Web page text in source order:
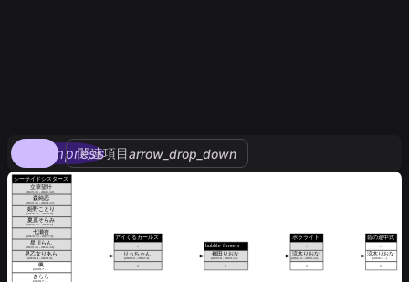
compress
関連項目arrow_drop_down